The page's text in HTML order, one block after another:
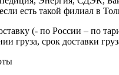
есть такой филиал в
(- по России – по
груза, срок доставки